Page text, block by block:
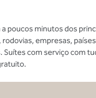
a poucos minutos dos
empresas,
Suítes com serviço com